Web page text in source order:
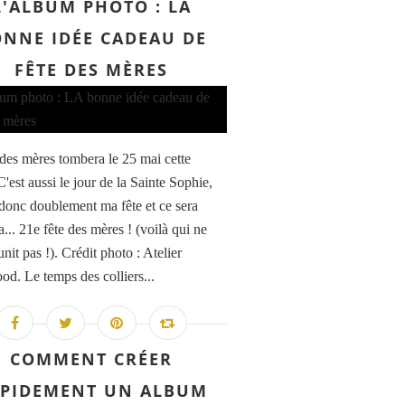
PHOTO : LA
IDÉE CADEAU DE
FÊTE DES MÈRES
mères tombera le 25 mai cette
aussi le jour de la Sainte Sophie,
doublement ma fête et ce sera
21e fête des mères ! (voilà qui ne
pas !). Crédit photo : Atelier
Le temps des colliers...
COMMENT CRÉER
UN ALBUM